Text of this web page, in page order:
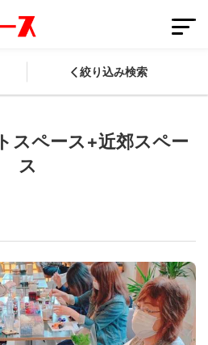
スを掲載する
絞り込み検索
スペース+近郊スペー
ス